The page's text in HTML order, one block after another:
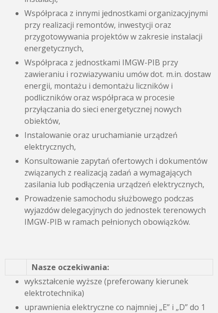
Współpraca z innymi jednostkami organizacyjnymi
przy realizacji remontów, inwestycji oraz
przygotowywania projektów w zakresie instalacji
energetycznych,
Współpraca z jednostkami IMGW-PIB przy
zawieraniu i rozwiazywaniu umów dot. m.in. dostaw
energii, montażu i demontażu liczników i
podliczników oraz współpraca w procesie
przyłączania do sieci energetycznej nowych
obiektów,
Instalowanie oraz uruchamianie urządzeń
elektrycznych,
Konsultowanie zapytań ofertowych i dokumentów
związanych z realizacją zadań a wymagających
zasilania lub podłączenia urządzeń elektrycznych,
Prowadzenie samochodu służbowego podczas
wyjazdów delegacyjnych do jednostek terenowych
IMGW-PIB w ramach pełnionych obowiązków.
Nasze oczekiwania:
wykształcenie wyższe (preferowany kierunek
elektrotechnika)
uprawnienia elektryczne co najmniej „E” i „D” do 1